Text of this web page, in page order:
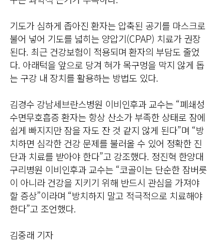
기도가 심하게 좁아진 환자는 압축된 공기를 마스크로
불어 넣어 기도를 넓히는 양압기(CPAP) 치료가 권장
된다. 최근 건강보험이 적용되며 환자의 부담도 줄었
다. 아래턱을 앞으로 당겨 혀가 목구멍을 막지 않게 돕
는 구강 내 장치를 활용하는 방법도 있다.
김경수 강남세브란스병원 이비인후과 교수는 “폐쇄성
수면무호흡증 환자는 항상 산소가 부족한 상태로 잠에
쉽게 빠지지만 잠을 자도 잔 것 같지 않게 된다”며 “방
치하면 심각한 건강 문제를 불러올 수 있어 정확한 진
단과 치료를 받아야 한다”고 강조했다. 정진혁 한양대
구리병원 이비인후과 교수는 “코골이는 단순한 잠버릇
이 아니라 건강을 지키기 위해 반드시 관심을 가져야
할 증상”이라며 “방치하지 말고 적극적으로 치료해야
한다”고 조언했다.
김중래 기자